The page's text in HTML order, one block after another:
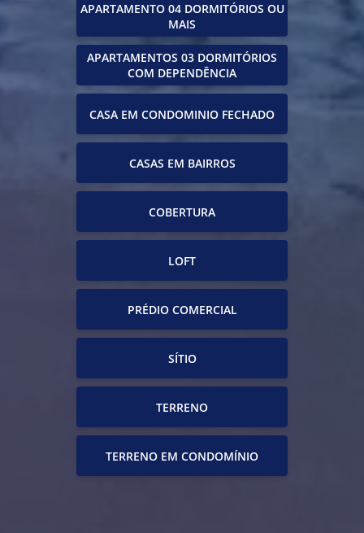
APARTAMENTO 04 DORMITÓRIOS OU
MAIS
APARTAMENTOS 03 DORMITÓRIOS
COM DEPENDÊNCIA
CASA EM CONDOMINIO FECHADO
CASAS EM BAIRROS
COBERTURA
LOFT
PRÉDIO COMERCIAL
SÍTIO
TERRENO
TERRENO EM CONDOMÍNIO